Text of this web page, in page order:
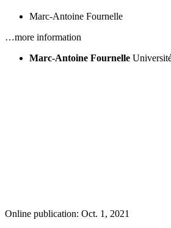
Marc-Antoine Fournelle
…more information
Marc-Antoine Fournelle
Online publication: Oct. 1, 2021